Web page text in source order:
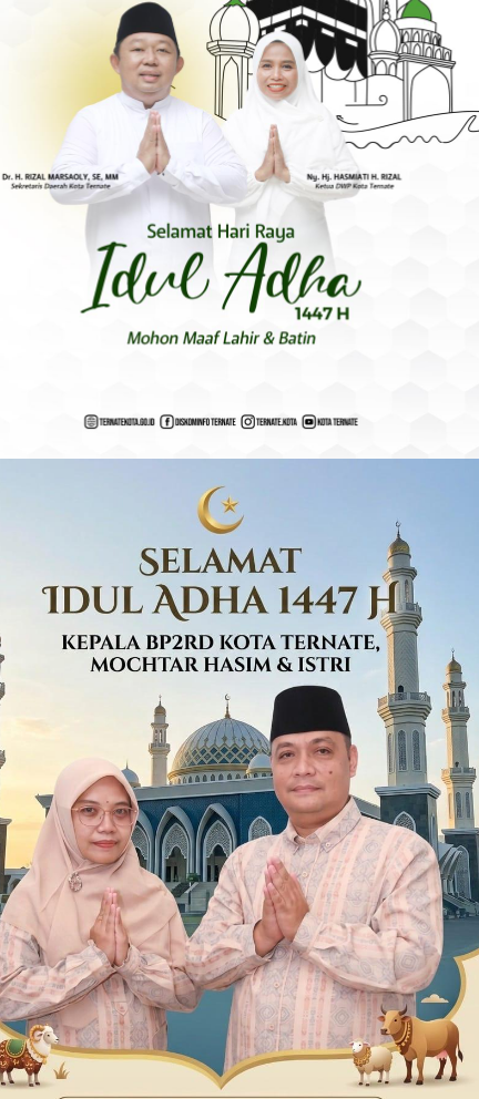
Akbar 1
H Tutup Meriah
23, Bupati …
Pemkab Halsel Resmikan Mall
Pelayanan Publik, Satu Atap
Urus Izin hingga KTP Sam…
Di Halmahera Selatan 16 Juni 2026